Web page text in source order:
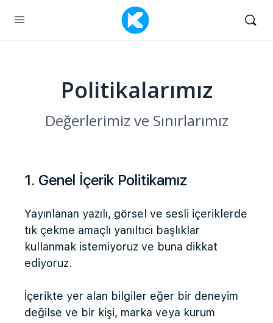
Politikalarımız
Değerlerimiz ve Sınırlarımız
1. Genel İçerik Politikamız
Yayınlanan yazılı, görsel ve sesli içeriklerde
tık çekme amaçlı yanıltıcı başlıklar
kullanmak istemiyoruz ve buna dikkat
ediyoruz.
İçerikte yer alan bilgiler eğer bir deneyim
değilse ve bir kişi, marka veya kurum